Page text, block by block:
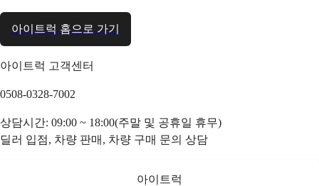
아이트럭 홈으로 가기
아이트럭 고객센터
0508-0328-7002
상담시간: 09:00 ~ 18:00(주말 및 공휴일 휴무)
딜러 입점, 차량 판매, 차량 구매 문의 상담
아이트럭